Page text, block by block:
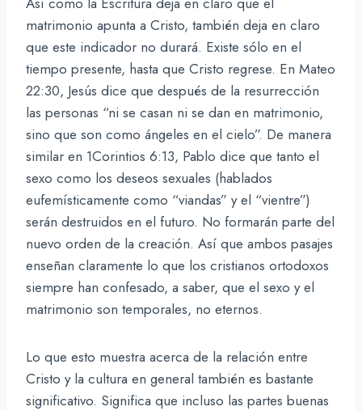
matrimonio apunta a Cristo, también deja en claro
que este indicador no durará. Existe sólo en el
tiempo presente, hasta que Cristo regrese. En Mateo
22:30, Jesús dice que después de la resurrección
las personas “ni se casan ni se dan en matrimonio,
sino que son como ángeles en el cielo”. De manera
similar en 1Corintios 6:13, Pablo dice que tanto el
sexo como los deseos sexuales (hablados
eufemísticamente como “viandas” y el “vientre”)
serán destruidos en el futuro. No formarán parte del
nuevo orden de la creación. Así que ambos pasajes
enseñan claramente lo que los cristianos ortodoxos
siempre han confesado, a saber, que el sexo y el
matrimonio son temporales, no eternos.
Lo que esto muestra acerca de la relación entre
Cristo y la cultura en general también es bastante
significativo. Significa que incluso las partes buenas